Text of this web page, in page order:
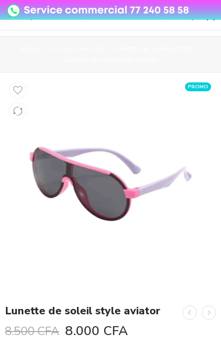
08o35epzeyex8vmjn04i2j4algz26o
PROMO
Lunette de soleil style aviator
8.500CFA 8.000 CFA